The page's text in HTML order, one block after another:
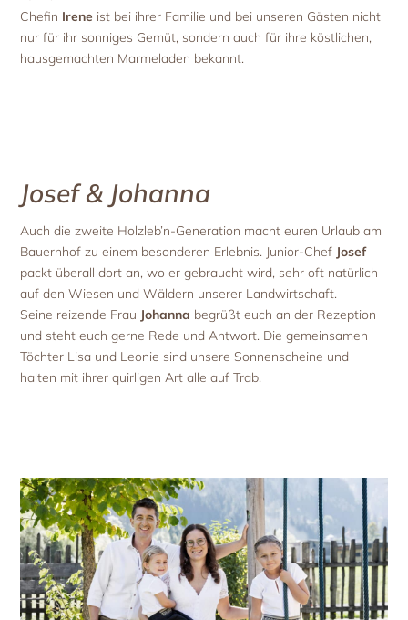
Chefin Irene ist bei ihrer Familie und bei unseren Gästen nicht
nur für ihr sonniges Gemüt, sondern auch für ihre köstlichen,
hausgemachten Marmeladen bekannt.
Josef & Johanna
Auch die zweite Holzleb’n-Generation macht euren Urlaub am
Bauernhof zu einem besonderen Erlebnis. Junior-Chef Josef
packt überall dort an, wo er gebraucht wird, sehr oft natürlich
auf den Wiesen und Wäldern unserer Landwirtschaft.
Seine reizende Frau Johanna begrüßt euch an der Rezeption
und steht euch gerne Rede und Antwort. Die gemeinsamen
Töchter Lisa und Leonie sind unsere Sonnenscheine und
halten mit ihrer quirligen Art alle auf Trab.